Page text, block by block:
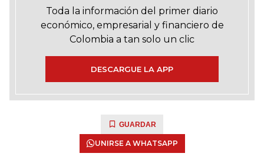
Toda la información del primer diario
económico, empresarial y financiero de
Colombia a tan solo un clic
DESCARGUE LA APP
GUARDAR
UNIRSE A WHATSAPP